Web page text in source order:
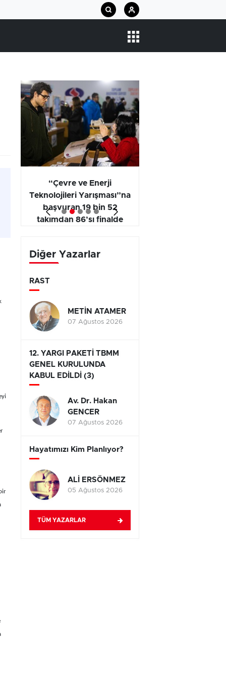
“Çevre ve Enerji
Teknolojileri Yarışması”na
başvuran 19 bin 52
takımdan 86’sı finalde
Diğer Yazarlar
RAST
METİN ATAMER
07 Ağustos 2026
12. YARGI PAKETİ TBMM
GENEL KURULUNDA
KABUL EDİLDİ (3)
Av. Dr. Hakan
GENCER
07 Ağustos 2026
Hayatımızı Kim Planlıyor?
ALİ ERSÖNMEZ
05 Ağustos 2026
TÜM YAZARLAR